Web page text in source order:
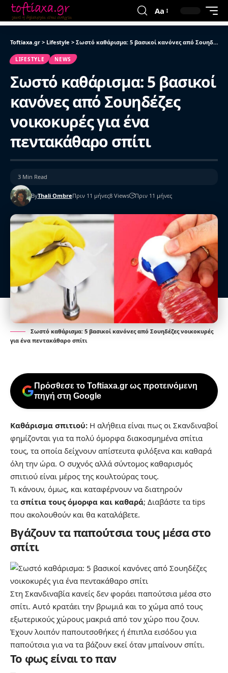
Aa
Toftiaxa.gr > Lifestyle > Σωστό καθάρισμα: 5 βασικοί κανόνες από Σουηδέζες νοικοκυρές για ένα πεντακάθαρο σπίτι
LIFESTYLE NEWS
Σωστό καθάρισμα: 5 βασικοί
κανόνες από Σουηδέζες
νοικοκυρές για ένα
πεντακάθαρο σπίτι
ByThali OmbreΠριν 11 μήνες8 Views Πριν 11 μήνες
3 Min Read
Σωστό καθάρισμα: 5 βασικοί κανόνες από Σουηδέζες νοικοκυρές
για ένα πεντακάθαρο σπίτι
Πρόσθεσε το Toftiaxa.gr ως προτεινόμενη
πηγή στη Google
Καθάρισμα σπιτιού: Η αλήθεια είναι πως οι Σκανδιναβοί
φημίζονται για τα πολύ όμορφα διακοσμημένα σπίτια
τους, τα οποία δείχνουν απίστευτα φιλόξενα και καθαρά
όλη την ώρα. Ο συχνός αλλά σύντομος καθαρισμός
σπιτιού είναι μέρος της κουλτούρας τους.
Τι κάνουν, όμως, και καταφέρνουν να διατηρούν
τα σπίτια τους όμορφα και καθαρά; Διαβάστε τα tips
που ακολουθούν και θα καταλάβετε.
Βγάζουν τα παπούτσια τους μέσα στο
σπίτι
Στη Σκανδιναβία κανείς δεν φοράει παπούτσια μέσα στο
σπίτι. Αυτό κρατάει την βρωμιά και το χώμα από τους
εξωτερικούς χώρους μακριά από τον χώρο που ζουν.
Έχουν λοιπόν παπουτσοθήκες ή έπιπλα εισόδου για
παπούτσια για να τα βάζουν εκεί όταν μπαίνουν σπίτι.
Το φως είναι το παν